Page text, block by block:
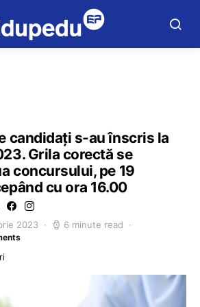
candidați s-au înscris la
Grila corectă se
concursului, pe 19
cu ora 16.00
2023 6 minute read